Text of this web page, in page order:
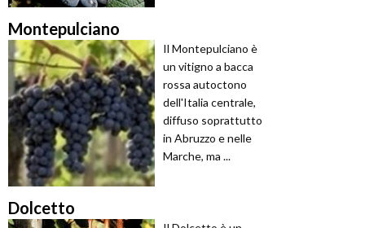
Montepulciano
Il Montepulciano è
un vitigno a bacca
rossa autoctono
dell'Italia centrale,
diffuso soprattutto
in Abruzzo e nelle
Marche, ma ...
Dolcetto